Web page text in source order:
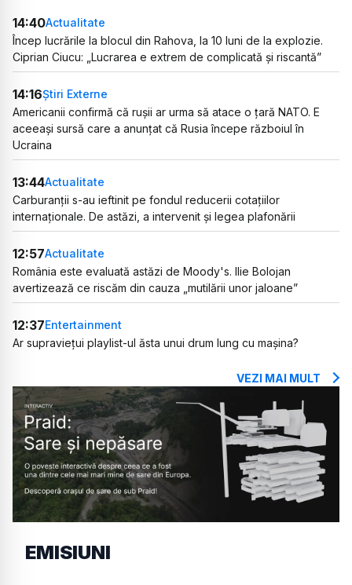
14:40Actualitate
Încep lucrările la blocul din Rahova, la 10 luni de la explozie.
Ciprian Ciucu: „Lucrarea e extrem de complicată și riscantă”
14:16Știri Externe
Americanii confirmă că rușii ar urma să atace o țară NATO. E
aceeași sursă care a anunțat că Rusia începe războiul în
Ucraina
13:44Actualitate
Carburanții s-au ieftinit pe fondul reducerii cotațiilor
internaționale. De astăzi, a intervenit și legea plafonării
12:57Actualitate
România este evaluată astăzi de Moody's. Ilie Bolojan
avertizează ce riscăm din cauza „mutilării unor jaloane”
12:37Entertainment
Ar supraviețui playlist-ul ăsta unui drum lung cu mașina?
VEZI MAI MULT
EMISIUNI